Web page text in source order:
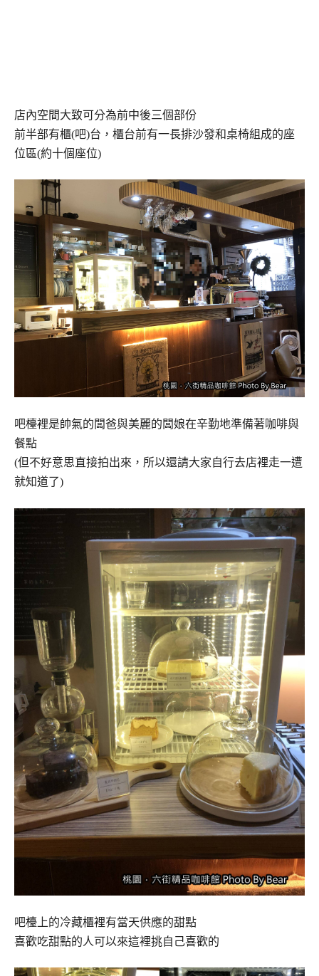
店內空間大致可分為前中後三個部份
前半部有櫃(吧)台，櫃台前有一長排沙發和桌椅組成的座
位區(約十個座位)
吧檯裡是帥氣的闆爸與美麗的闆娘在辛勤地準備著咖啡與
餐點
(但不好意思直接拍出來，所以還請大家自行去店裡走一遭
就知道了)
吧檯上的冷藏櫃裡有當天供應的甜點
喜歡吃甜點的人可以來這裡挑自己喜歡的